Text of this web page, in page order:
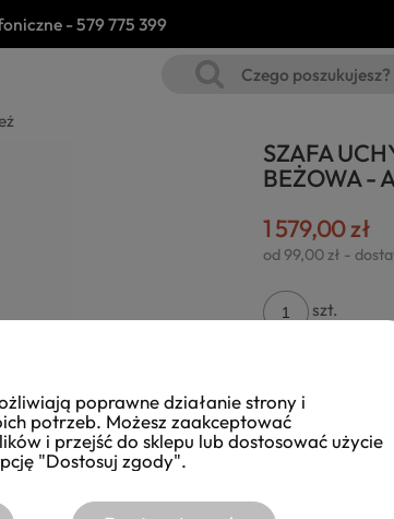
SZAFA
BEŻOWA -
1 579,00 zł
od 99,00 zł -
szt.
Czas
Zapytaj o
-579 775 399
poprawne działanie strony i
potrzeb. Możesz zaakceptować
i przejść do sklepu lub dostosować użycie
"Dostosuj zgody".